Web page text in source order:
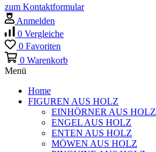
zum Kontaktformular
Anmelden
0 Vergleiche
0 Favoriten
0 Warenkorb
Menü
Home
FIGUREN AUS HOLZ
EINHÖRNER AUS HOLZ
ENGEL AUS HOLZ
ENTEN AUS HOLZ
MÖWEN AUS HOLZ